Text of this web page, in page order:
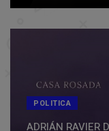
POLITICA
ADRIÁN RAVIER